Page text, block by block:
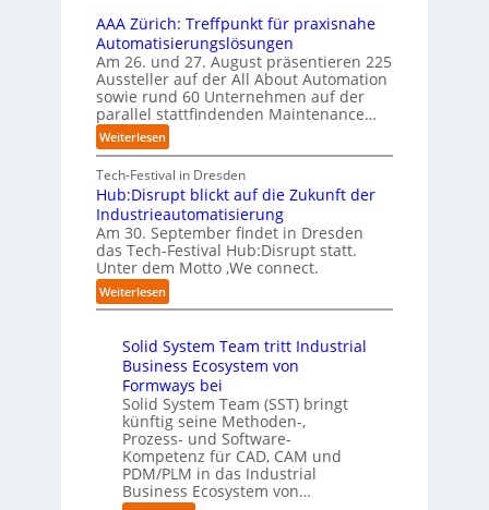
l
d
u
n
g
s
t
e
l
l
e
n
b
i
b
e
n
u
n
b
e
s
r
u
n
g
a
n
“
e
t
B
i
e
t
e
r
v
e
r
f
a
h
r
e
f
ü
r
d
e
n
G
i
g
t
S
t
e
f
a
n
S
h
w
a
b
z
u
m
C
-
C
E
O
t
e
r
n
e
h
m
e
n
w
o
e
n
R
h
e
n
z
e
n
t
r
e
AAA Zürich: Treffpunkt für praxisnahe
Automatisierungslösungen
Am 26. und 27. August präsentieren 225
Aussteller auf der All About Automation
sowie rund 60 Unternehmen auf der
parallel stattfindenden Maintenance…
Weiterlesen:
A
A
A
Z
ü
r
i
c
h
T
e
f
f
p
u
n
k
t
Tech-Festival in Dresden
Hub:Disrupt blickt auf die Zukunft der
Industrieautomatisierung
Am 30. September findet in Dresden
das Tech-Festival Hub:Disrupt statt.
Unter dem Motto ‚We connect.
Weiterlesen:
H
b
:
D
i
s
r
u
p
t
Solid System Team tritt Industrial
Business Ecosystem von
Formways bei
Solid System Team (SST) bringt
künftig seine Methoden-,
Prozess- und Software-
Kompetenz für CAD, CAM und
PDM/PLM in das Industrial
Business Ecosystem von…